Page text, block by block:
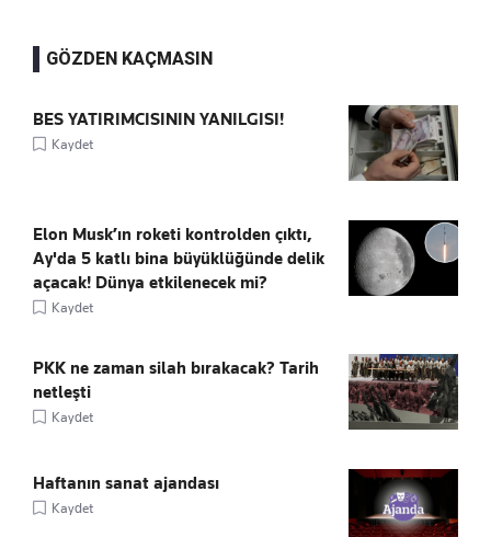
GÖZDEN KAÇMASIN
BES YATIRIMCISININ YANILGISI!
Kaydet
Elon Musk’ın roketi kontrolden çıktı,
Ay'da 5 katlı bina büyüklüğünde delik
açacak! Dünya etkilenecek mi?
Kaydet
PKK ne zaman silah bırakacak? Tarih
netleşti
Kaydet
Haftanın sanat ajandası
Kaydet